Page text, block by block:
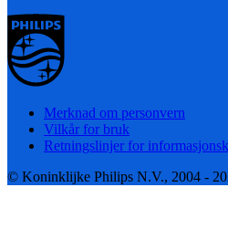
Merknad om personvern
Vilkår for bruk
Retningslinjer for
© Koninklijke Philips N.V., 2004 -